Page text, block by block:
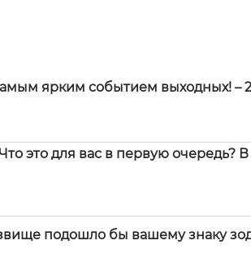
ярким событием выходных! –
это для вас в первую очередь?
подошло бы вашему знаку